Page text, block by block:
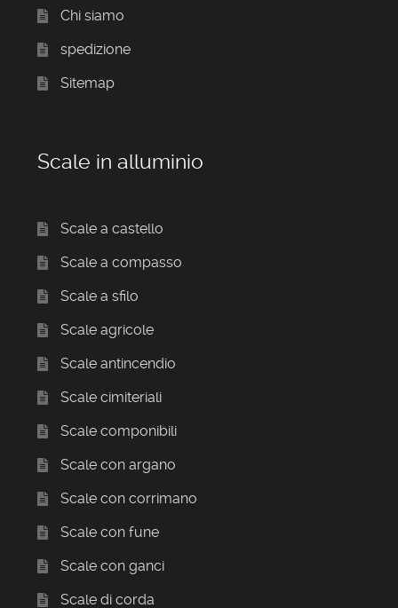
Chi siamo
spedizione
Sitemap
Scale in alluminio
Scale a castello
Scale a compasso
Scale a sfilo
Scale agricole
Scale antincendio
Scale cimiteriali
Scale componibili
Scale con argano
Scale con corrimano
Scale con fune
Scale con ganci
Scale di corda